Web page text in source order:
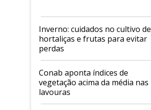
Inverno: cuidados no cultivo de
hortaliças e frutas para evitar
perdas
Conab aponta índices de
vegetação acima da média nas
lavouras